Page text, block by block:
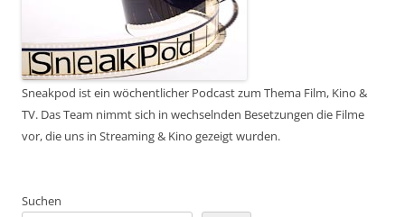
Sneakpod ist ein wöchentlicher Podcast zum Thema Film, Kino &
TV. Das Team nimmt sich in wechselnden Besetzungen die Filme
vor, die uns in Streaming & Kino gezeigt wurden.
Suchen